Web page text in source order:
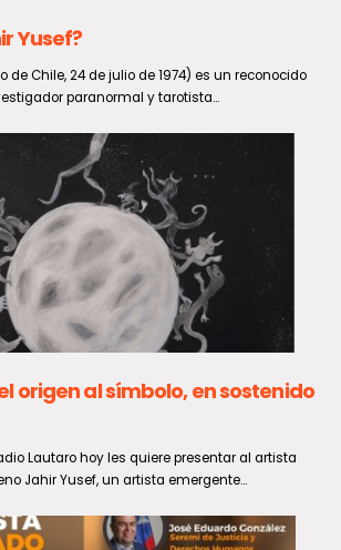
por viento entre
Lagos: rachas podrían llegar a
entre normal y moderado impactará a
durante el domingo 9 y...
sostenido aumento en las
por el Ministerio de Salud, en la Semana
el 26 de julio...